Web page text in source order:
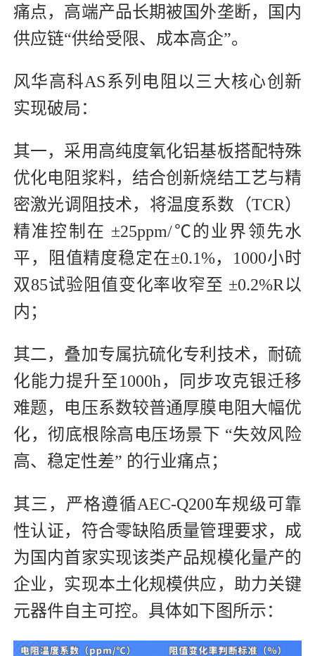
痛点，高端产品长期被国外垄断，国内
供应链“供给受限、成本高企”。
风华高科AS系列电阻以三大核心创新
实现破局：
其一，采用高纯度氧化铝基板搭配特殊
优化电阻浆料，结合创新烧结工艺与精
密激光调阻技术，将温度系数（TCR）
精准控制在 ±25ppm/℃的业界领先水
平，阻值精度稳定在±0.1%，1000小时
双85试验阻值变化率收窄至 ±0.2%R以
内；
其二，叠加专属抗硫化专利技术，耐硫
化能力提升至1000h，同步攻克银迁移
难题，电压系数较普通厚膜电阻大幅优
化，彻底根除高电压场景下 “失效风险
高、稳定性差” 的行业痛点；
其三，严格遵循AEC-Q200车规级可靠
性认证，符合零缺陷质量管理要求，成
为国内首家实现该类产品规模化量产的
企业，实现本土化规模供应，助力关键
元器件自主可控。具体如下图所示：